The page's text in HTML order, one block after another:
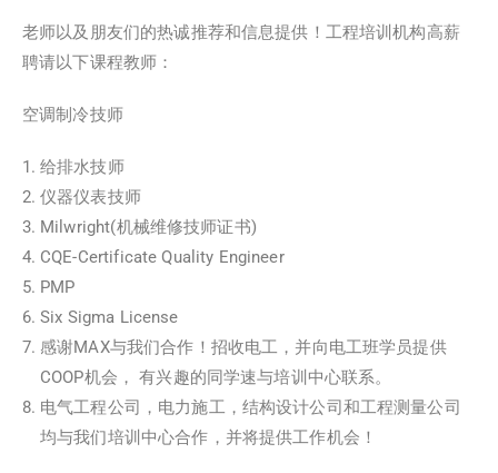
老师以及朋友们的热诚推荐和信息提供！工程培训机构高薪
聘请以下课程教师：
空调制冷技师
给排水技师
仪器仪表技师
Milwright(机械维修技师证书)
CQE-Certificate Quality Engineer
PMP
Six Sigma License
感谢MAX与我们合作！招收电工，并向电工班学员提供
COOP机会， 有兴趣的同学速与培训中心联系。
电气工程公司，电力施工，结构设计公司和工程测量公司
均与我们培训中心合作，并将提供工作机会！